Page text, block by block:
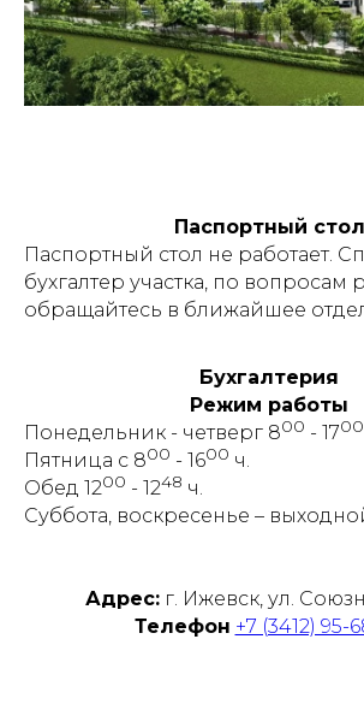
Паспортный стол
Паспортный стол не работает.
бухгалтер участка, по вопросам
обращайтесь в ближайшее
Бухгалтерия
Режим работы
Понедельник - четверг 800 - 1700
Пятница с 800 - 1600 ч.
Обед 1200 - 1248 ч.
Суббота, воскресенье –
Адрес:г. Ижевск, ул.
Телефон +7 (3412) 95-